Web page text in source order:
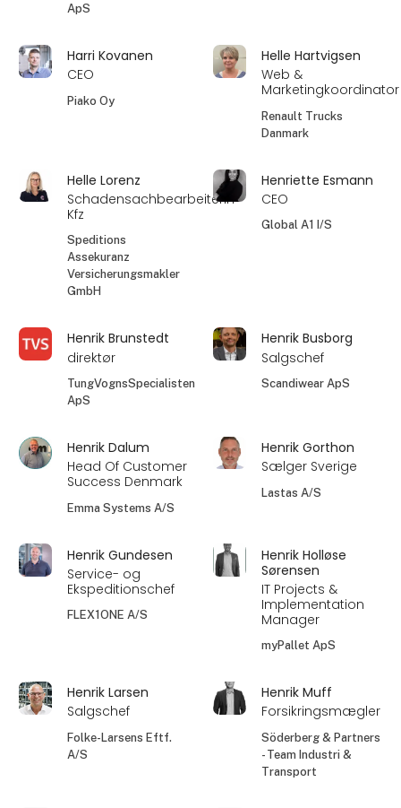
ApS
Harri Kovanen
CEO
Piako Oy
Helle Hartvigsen
Web &
Marketingkoordinator
Renault Trucks
Danmark
Helle Lorenz
Schadensachbearbeiterin
Kfz
Speditions
Assekuranz
Versicherungsmakler
GmbH
Henriette Esmann
CEO
Global A1 I/S
Henrik Brunstedt
direktør
TungVognsSpecialisten
ApS
Henrik Busborg
Salgschef
Scandiwear ApS
Henrik Dalum
Head Of Customer
Success Denmark
Emma Systems A/S
Henrik Gorthon
Sælger Sverige
Lastas A/S
Henrik Gundesen
Service- og
Ekspeditionschef
FLEX1ONE A/S
Henrik Holløse
Sørensen
IT Projects &
Implementation
Manager
myPallet ApS
Henrik Larsen
Salgschef
Folke-Larsens Eftf.
A/S
Henrik Muff
Forsikringsmægler
Söderberg & Partners
- Team Industri &
Transport